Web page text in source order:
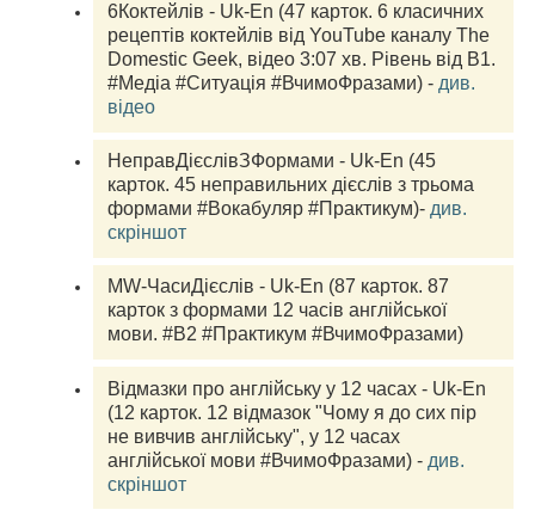
6Коктейлів - Uk-En (47 карток. 6 класичних
рецептів коктейлів від YouTube каналу The
Domestic Geek, відео 3:07 хв. Рівень від B1.
#Медіа #Ситуація #ВчимоФразами) - див.
відео
НеправДієслівЗФормами - Uk-En (45
карток. 45 неправильних дієслів з трьома
формами #Вокабуляр #Практикум)- див.
скріншот
MW-ЧасиДієслів - Uk-En (87 карток. 87
карток з формами 12 часів англійської
мови. #B2 #Практикум #ВчимоФразами)
Відмазки про англійську у 12 часах - Uk-En
(12 карток. 12 відмазок "Чому я до сих пір
не вивчив англійську", у 12 часах
англійської мови #ВчимоФразами) - див.
скріншот